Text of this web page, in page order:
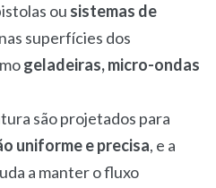
ou sistemas de
superfícies dos
geladeiras, micro-ondas
são projetados para
uniforme e precisa, e a
a manter o fluxo